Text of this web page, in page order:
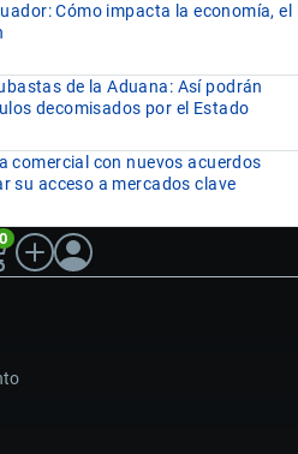
Cómo impacta la economía, el
de la Aduana: Así podrán
decomisados por el Estado
comercial con nuevos acuerdos
su acceso a mercados clave
0